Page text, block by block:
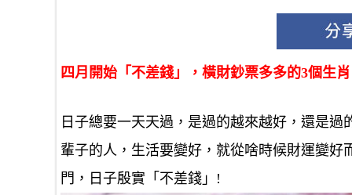
四月開始「不差錢」，橫財鈔票多多的3個生
日子總要一天天過，是過的越來越好，還是
輩子的人，生活要變好，就從啥時候財運變
門，日子殷實「不差錢」!